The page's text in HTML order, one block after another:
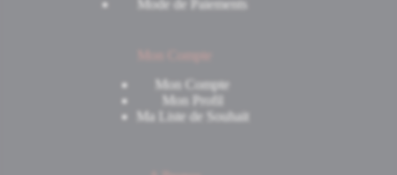
Mode de Paiements
Mon Compte
Mon Profil
Ma Liste de Souhait